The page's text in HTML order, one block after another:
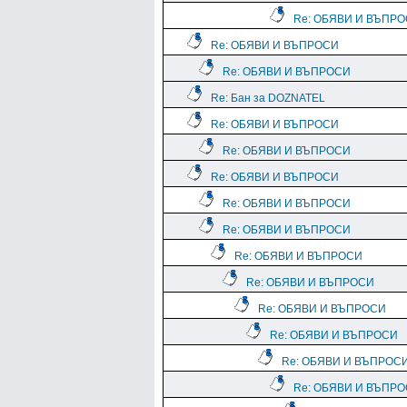
Re: ОБЯВИ И
Re: ОБЯВИ И ВЪПРОСИ
Re: ОБЯВИ И ВЪПРОСИ
Re: Бан за DOZNATEL
Re: ОБЯВИ И ВЪПРОСИ
Re: ОБЯВИ И ВЪПРОСИ
Re: ОБЯВИ И ВЪПРОСИ
Re: ОБЯВИ И ВЪПРОСИ
Re: ОБЯВИ И ВЪПРОСИ
Re: ОБЯВИ И ВЪПРОСИ
Re: ОБЯВИ И ВЪПРОСИ
Re: ОБЯВИ И ВЪПРОСИ
Re: ОБЯВИ И ВЪПРОСИ
Re: ОБЯВИ И
Re: ОБЯВИ И